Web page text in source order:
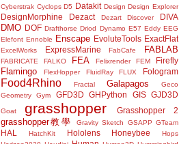
Cyberstrak Cyclops D5 Datakit Design Design Explorer
DesignMorphine Dezact Dezart Discover DIVA
DMO DOF Drafthorse Driod Dynamo E57 Eddy EEG
Elefont Ennoble Enscape EvoluteTools ExactFlat
ExcelWorks ExpressMarine FabCafe FABLAB
FABRICATE FALKO FEA Felixrender FEM Firefly
Flamingo FlexHopper FluidRay FLUX Fologram
Food4Rhino Fractal Galapagos
Geco
Geometry Gym
GFD3D GHPython GIS GJD3D
Goat grasshopper Grasshopper 2
grasshopper教學 Gravity Sketch GSAPP GTeam
HAL HatchKit Hololens Honeybee
Hops